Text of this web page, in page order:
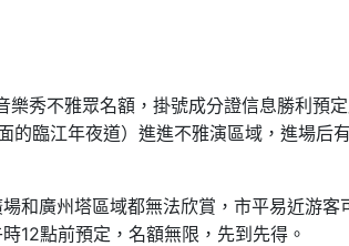
樂秀不雅眾名額，掛號成分證信息勝利預定
的臨江年夜道）進進不雅演區域，進場后
和廣州塔區域都無法欣賞，市平易近游客
12點前預定，名額無限，先到先得。